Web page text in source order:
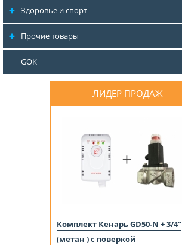
Здоровье и спорт
Прочие товары
GOK
ЛИДЕР ПРОДАЖ
Комплект Кенарь GD50-N + 3/4"
(метан ) с поверкой